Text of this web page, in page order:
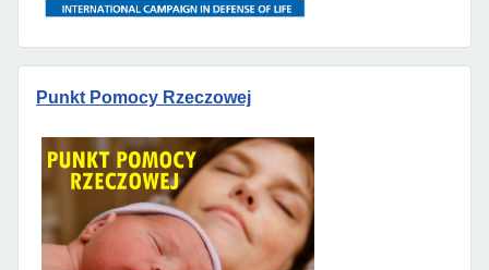
Punkt Pomocy Rzeczowej